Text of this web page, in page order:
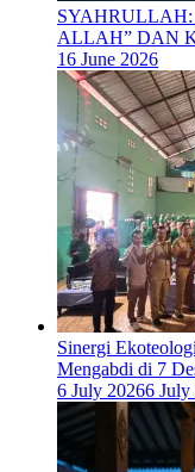
ALLAH” DAN
16 June 2026
‎Sinergi
Mengabdi di 7
6 July 20266 July